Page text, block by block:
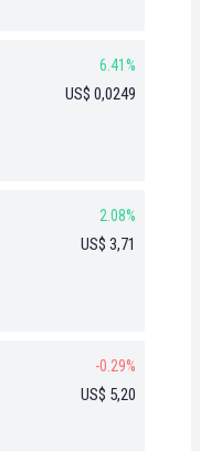
6.41%
US$ 0,0249
2.08%
US$ 3,71
-0.29%
US$ 5,20